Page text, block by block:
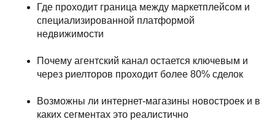
Где проходит граница между маркетплейсом и
специализированной платформой
недвижимости
Почему агентский канал остается ключевым и
через риелторов проходит более 80% сделок
Возможны ли интернет-магазины новостроек и в
каких сегментах это реалистично